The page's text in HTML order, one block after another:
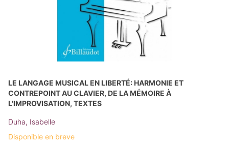
LE LANGAGE MUSICAL EN LIBERTÉ: HARMONIE ET
CONTREPOINT AU CLAVIER, DE LA MÉMOIRE À
L'IMPROVISATION, TEXTES
Duha, Isabelle
Disponible en breve